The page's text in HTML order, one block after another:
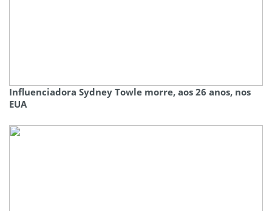
Influenciadora Sydney Towle morre, aos 26 anos, nos
EUA